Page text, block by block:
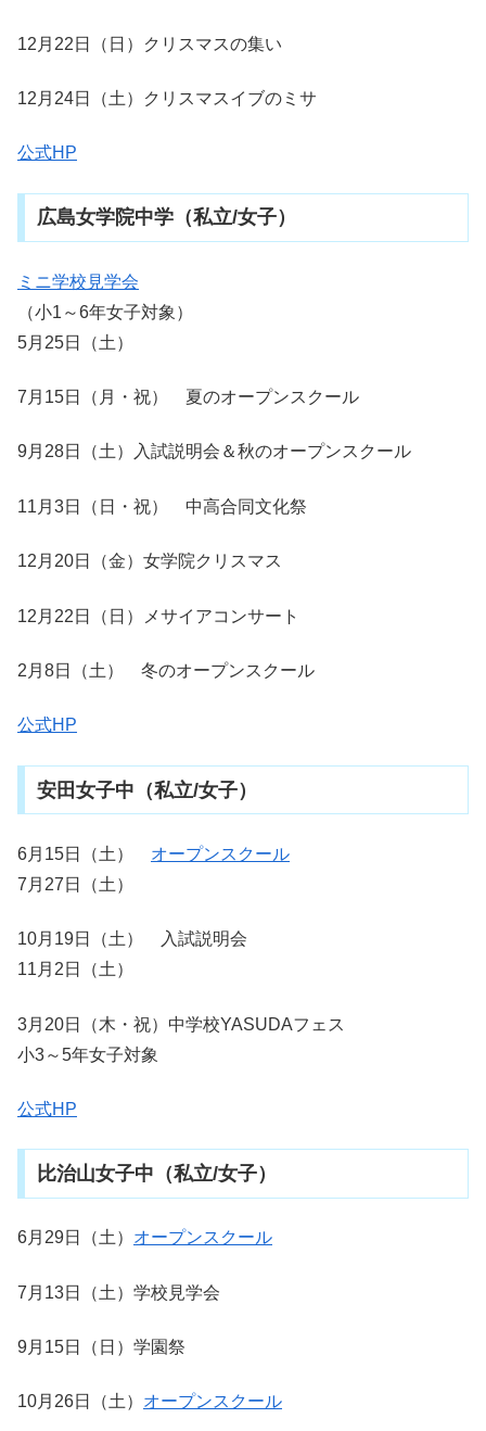
12月22日（日）クリスマスの集い
12月24日（土）クリスマスイブのミサ
公式HP
広島女学院中学（私立/女子）
ミニ学校見学会
（小1～6年女子対象）
5月25日（土）
7月15日（月・祝） 夏のオープンスクール
9月28日（土）入試説明会＆秋のオープンスクール
11月3日（日・祝） 中高合同文化祭
12月20日（金）女学院クリスマス
12月22日（日）メサイアコンサート
2月8日（土） 冬のオープンスクール
公式HP
安田女子中（私立/女子）
6月15日（土） オープンスクール
7月27日（土）
10月19日（土） 入試説明会
11月2日（土）
3月20日（木・祝）中学校YASUDAフェス
小3～5年女子対象
公式HP
比治山女子中（私立/女子）
6月29日（土） オープンスクール
7月13日（土）学校見学会
9月15日（日）学園祭
10月26日（土） オープンスクール